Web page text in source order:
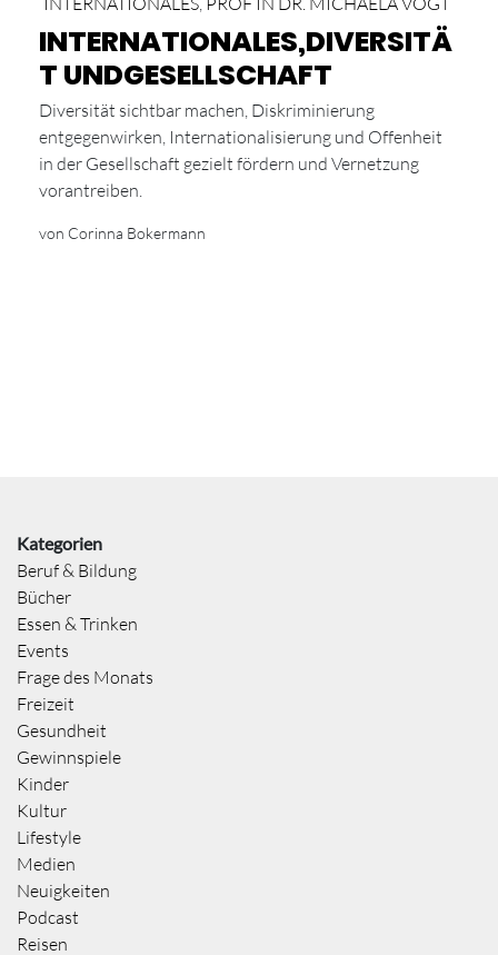
INTERNATIONALES,DIVERSITÄ
T UNDGESELLSCHAFT
Diversität sichtbar machen, Diskriminierung
entgegenwirken, Internationalisierung und Offenheit
in der Gesellschaft gezielt fördern und Vernetzung
vorantreiben.
von Corinna Bokermann
Kategorien
Beruf & Bildung
Bücher
Essen & Trinken
Events
Frage des Monats
Freizeit
Gesundheit
Gewinnspiele
Kinder
Kultur
Lifestyle
Medien
Neuigkeiten
Podcast
Reisen